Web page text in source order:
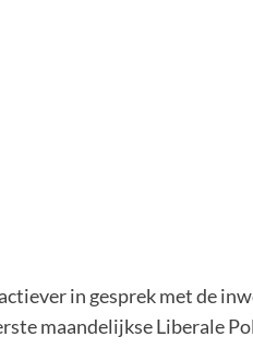
in gesprek met de
maandelijkse Liberale